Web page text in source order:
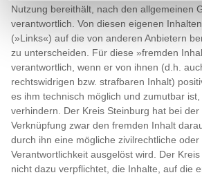
Nutzung bereithält, nach den allgemeinen
verantwortlich. Von diesen eigenen
(»Links«) auf die von anderen Anbietern
zu unterscheiden. Für diese »fremden
verantwortlich, wenn er von ihnen (d.h.
rechtswidrigen bzw. strafbaren Inhalt)
es ihm technisch möglich und zumutbar
verhindern. Der Kreis Steinburg hat bei der
Verknüpfung zwar den fremden Inhalt
durch ihn eine mögliche zivilrechtliche oder
Verantwortlichkeit ausgelöst wird. Der
nicht dazu verpflichtet, die Inhalte, auf die